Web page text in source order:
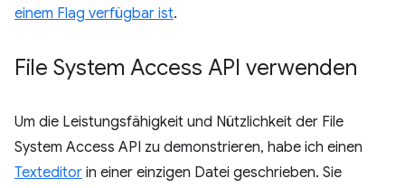
einem Flag verfügbar ist.
File System Access API verwenden
Um die Leistungsfähigkeit und Nützlichkeit der File
System Access API zu demonstrieren, habe ich einen
Texteditor in einer einzigen Datei geschrieben. Sie